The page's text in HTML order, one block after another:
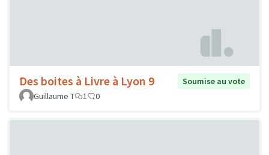
Des boites à Livre à Lyon 9
Soumise au vote
Guillaume T
1 0